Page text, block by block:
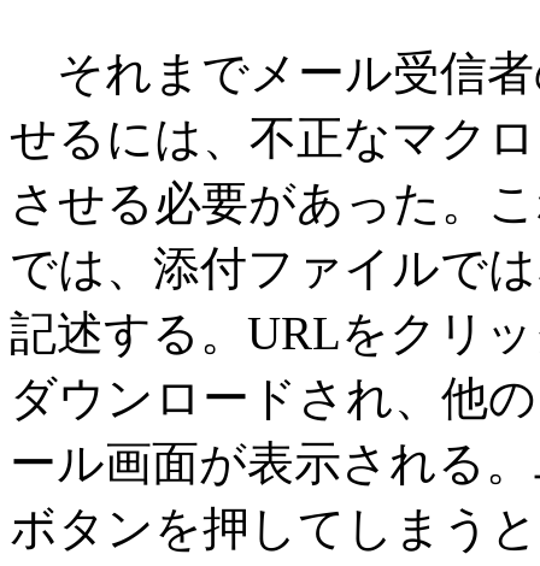
それまでメール受信者
せるには、不正なマク
させる必要があった。
では、添付ファイルで
記述する。URLをクリ
ダウンロードされ、他
ール画面が表示される
ボタンを押してしまう